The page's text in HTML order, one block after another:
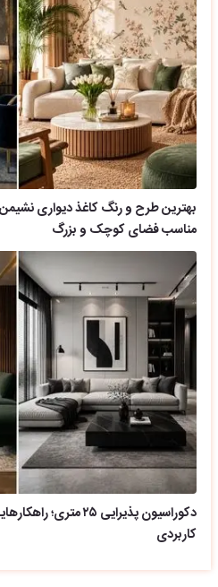
بهترین طرح و رنگ کاغذ دیواری
مناسب فضای کوچک و بزرگ
دکوراسیون پذیرایی
کاربردی